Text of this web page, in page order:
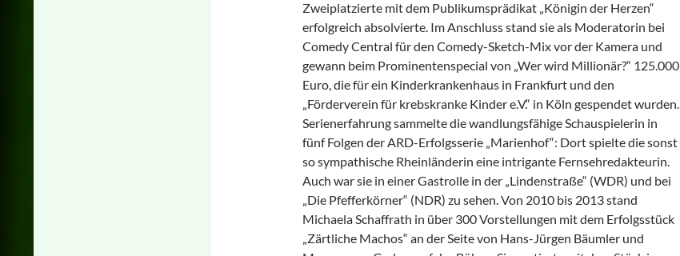
Zweiplatzierte mit dem Publikumsprädikat „Königin der Herzen“
erfolgreich absolvierte. Im Anschluss stand sie als Moderatorin bei
Comedy Central für den Comedy-Sketch-Mix vor der Kamera und
gewann beim Prominentenspecial von „Wer wird Millionär?“ 125.000
Euro, die für ein Kinderkrankenhaus in Frankfurt und den
„Förderverein für krebskranke Kinder e.V.“ in Köln gespendet wurden.
Serienerfahrung sammelte die wandlungsfähige Schauspielerin in
fünf Folgen der ARD-Erfolgsserie „Marienhof“: Dort spielte die sonst
so sympathische Rheinländerin eine intrigante Fernsehredakteurin.
Auch war sie in einer Gastrolle in der „Lindenstraße“ (WDR) und bei
„Die Pfefferkörner“ (NDR) zu sehen. Von 2010 bis 2013 stand
Michaela Schaffrath in über 300 Vorstellungen mit dem Erfolgsstück
„Zärtliche Machos“ an der Seite von Hans-Jürgen Bäumler und